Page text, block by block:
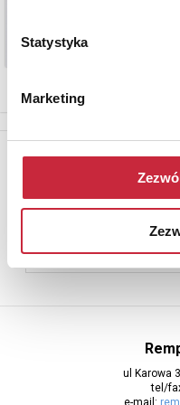
Statystyka
Marketing
Aby otrzymywać
ul Karowa
tel/